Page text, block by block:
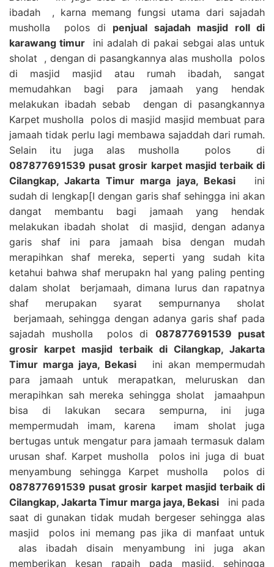
ibadah , karna memang fungsi utama dari sajadah
musholla polos di penjual sajadah masjid roll di
karawang timur ini adalah di pakai sebgai alas untuk
sholat , dengan di pasangkannya alas musholla polos
di masjid masjid atau rumah ibadah, sangat
memudahkan bagi para jamaah yang hendak
melakukan ibadah sebab dengan di pasangkannya
Karpet musholla polos di masjid masjid membuat para
jamaah tidak perlu lagi membawa sajaddah dari rumah.
Selain itu juga alas musholla polos di
087877691539 pusat grosir karpet masjid terbaik di
Cilangkap, Jakarta Timur marga jaya, Bekasiini
sudah di lengkap[I dengan garis shaf sehingga ini akan
dangat membantu bagi jamaah yang hendak
melakukan ibadah sholat di masjid, dengan adanya
garis shaf ini para jamaah bisa dengan mudah
merapihkan shaf mereka, seperti yang sudah kita
ketahui bahwa shaf merupakn hal yang paling penting
dalam sholat berjamaah, dimana lurus dan rapatnya
shaf merupakan syarat sempurnanya sholat
berjamaah, sehingga dengan adanya garis shaf pada
sajadah musholla polos di 087877691539 pusat
grosir karpet masjid terbaik di Cilangkap, Jakarta
Timur marga jaya, Bekasiini akan mempermudah
para jamaah untuk merapatkan, meluruskan dan
merapihkan sah mereka sehingga sholat jamaahpun
bisa di lakukan secara sempurna, ini juga
mempermudah imam, karena imam sholat juga
bertugas untuk mengatur para jamaah termasuk dalam
urusan shaf. Karpet musholla polos ini juga di buat
menyambung sehingga Karpet musholla polos di
087877691539 pusat grosir karpet masjid terbaik di
Cilangkap, Jakarta Timur marga jaya, Bekasi ini pada
saat di gunakan tidak mudah bergeser sehingga alas
masjid polos ini memang pas jika di manfaat untuk
alas ibadah disain menyambung ini juga akan
memberikan kesan rapaih pada masjid, sehingga